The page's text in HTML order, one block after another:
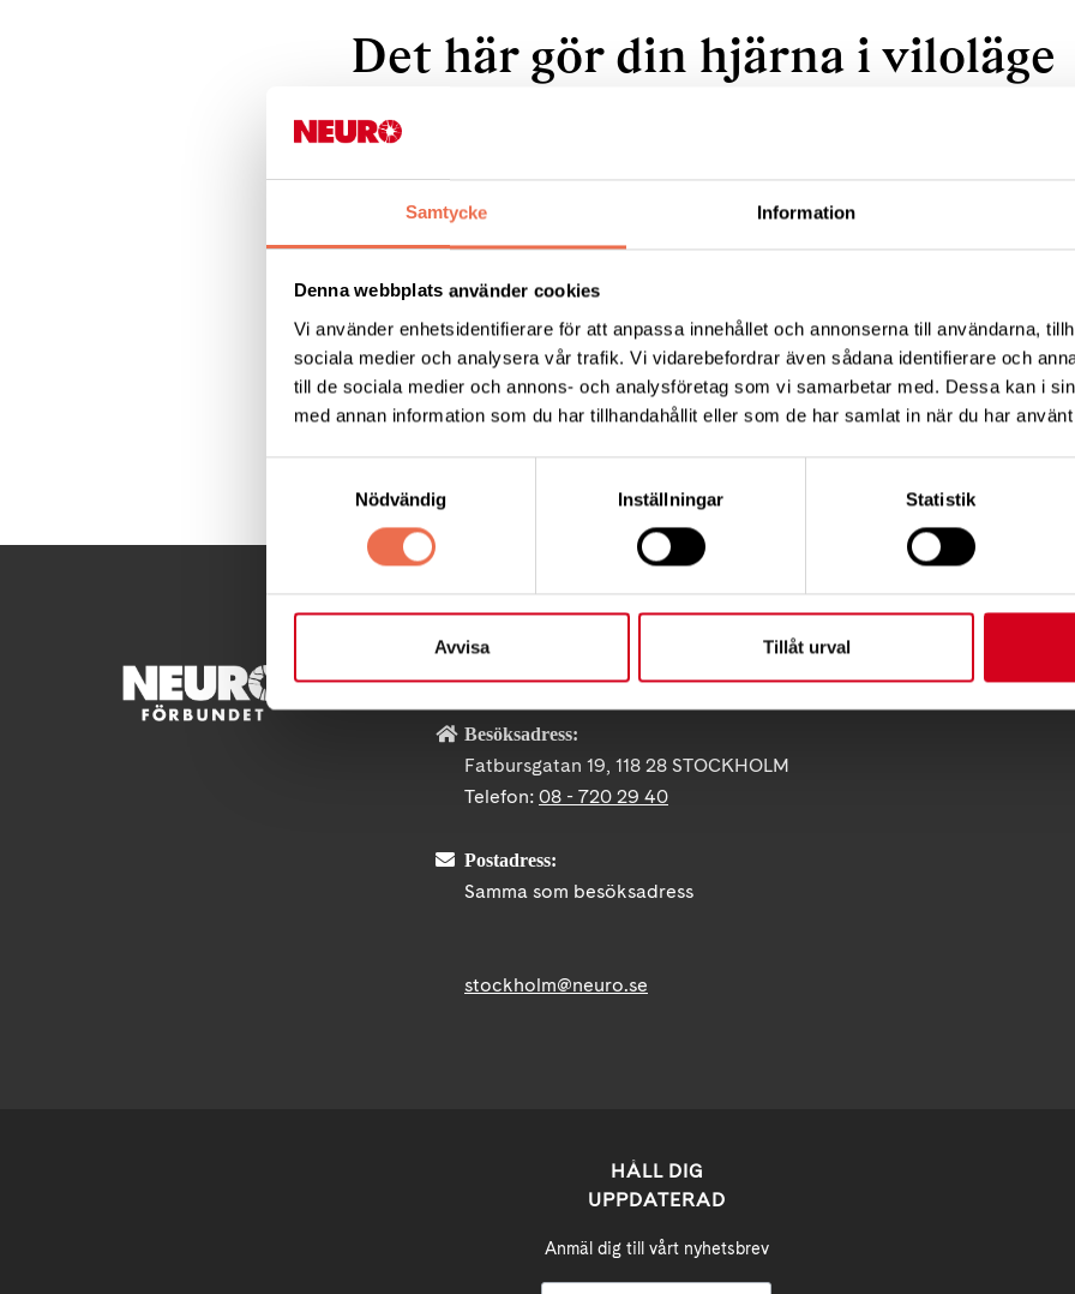
Samtycke Information
Denna webbplats använder cookies
Vi använder enhetsidentifierare för att anpassa innehållet och annonserna till användarna,
sociala medier och analysera vår trafik. Vi vidarebefordrar även sådana identifierare och
till de sociala medier och annons- och analysföretag som vi samarbetar med. Dessa kan i
med annan information som du har tillhandahållit eller som de har samlat in när du har
Nödvändig
Inställningar Statistik
Avvisa Tillåt urval
Det här gör din hjärna i viloläge
När vi inte gör något särskilt är hjärnan ändå sysselsatt med att
bli ett hinder för sömnen. Men det finns tekniker för den som behöver vila
Läs mer: påforskning.se
Dela denna sida:
KONTAKT
Besöksadress:
Fatbursgatan 19, 118 28 STOCKHOLM
Telefon: 08 - 720 29 40
Postadress:
Samma som besöksadress
stockholm@neuro.se
HÅLL DIG
UPPDATERAD
Anmäl dig till vårt nyhetsbrev